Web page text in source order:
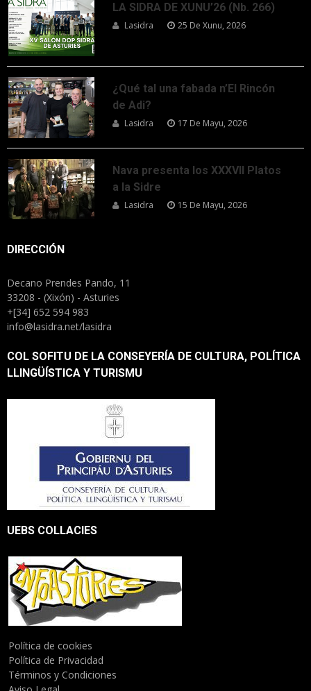
LA SIDRA DE XUNU’26 (Nb. 266)
Lasidra 25 De Xunu, 2026
¿Qué tal una fabada n’El Rincón
de Adi?
Lasidra 17 De Mayu, 2026
Nava presenta los XXXVII Platos
a la Sidre
Lasidra 15 De Mayu, 2026
DIRECCIÓN
Decano Prendes Pando, 11
33208 - (Xixón) - Asturies
+[34] 652 594 983
info@lasidra.net/lasidra
COL SOFITU DE LA CONSEYERÍA DE CULTURA, POLÍTICA
LLINGÜÍSTICA Y TURISMU
UEBS COLLACIES
Política de cookies
Política de Privacidad
Términos y Condiciones